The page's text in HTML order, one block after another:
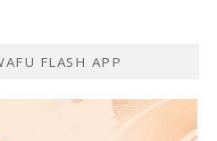
FLASH APP